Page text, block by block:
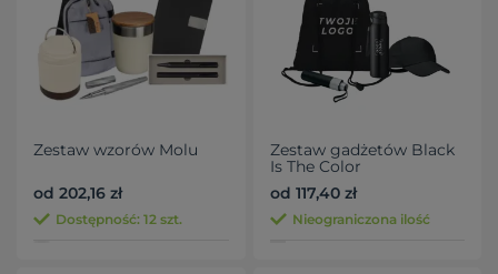
Zestaw wzorów Molu
od 202,16 zł
Dostępność: 12 szt.
Zestaw gadżetów Black
Is The Color
od 117,40 zł
Nieograniczona ilość